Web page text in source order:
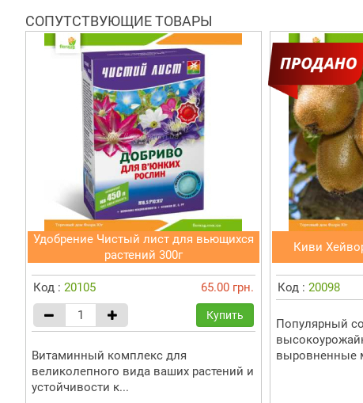
СОПУТСТВУЮЩИЕ ТОВАРЫ
Удобрение Чистый лист для вьющихся
растений 300г
Код : 20105 65.00 грн.
Купить
Витаминный комплекс для
великолепного вида ваших растений и
устойчивости к...
Киви
Код : 20098
Популярный
выровненные